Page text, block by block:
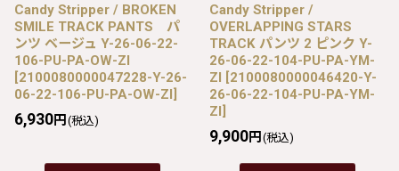
Candy Stripper / BROKEN
SMILE TRACK PANTS パ
ンツ ベージュ Y-26-06-22-
106-PU-PA-OW-ZI
[2100080000047228-Y-26-
06-22-106-PU-PA-OW-ZI]
6,930円 (税込)
Candy Stripper /
OVERLAPPING STARS
TRACK パンツ 2 ピンク Y-
26-06-22-104-PU-PA-YM-
ZI [2100080000046420-Y-
26-06-22-104-PU-PA-YM-
ZI]
9,900円 (税込)